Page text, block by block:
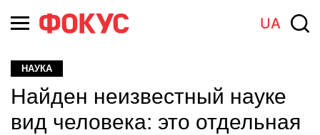
UA
НАУКА
Найден неизвестный науке
вид человека: это отдельная